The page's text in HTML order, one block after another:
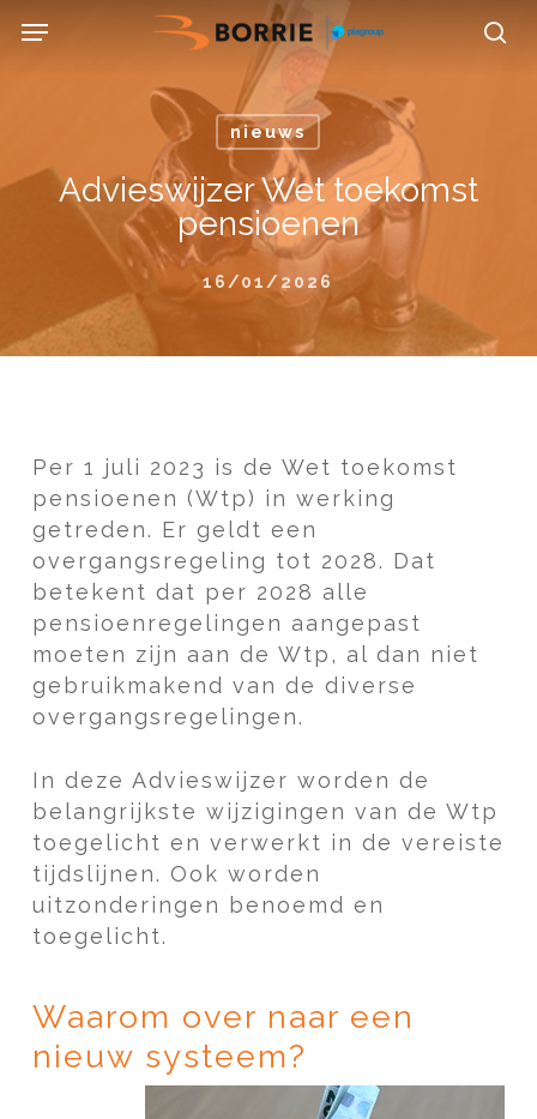
to
Menu
nieuws
Advieswijzer Wet toekomst
pensioenen
16/01/2026
Per 1 juli 2023 is de Wet toekomst
pensioenen (Wtp) in werking
getreden. Er geldt een
overgangsregeling tot 2028. Dat
betekent dat per 2028 alle
pensioenregelingen aangepast
moeten zijn aan de Wtp, al dan niet
gebruikmakend van de diverse
overgangsregelingen.
In deze Advieswijzer worden de
belangrijkste wijzigingen van de Wtp
toegelicht en verwerkt in de vereiste
tijdslijnen. Ook worden
uitzonderingen benoemd en
toegelicht.
Waarom over naar een
nieuw systeem?